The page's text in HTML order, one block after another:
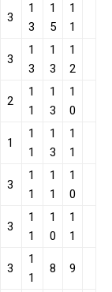
3
1
3
1
5
1
1
3
1
3
1
3
1
2
2
1
1
1
3
1
0
1
1
1
1
3
1
1
3
1
1
1
1
1
0
3
1
1
1
0
1
1
3
1
1
8 9